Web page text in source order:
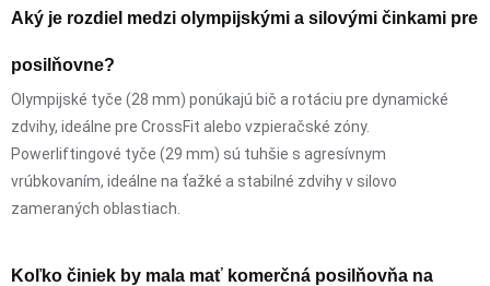
Aký je rozdiel medzi olympijskými a silovými činkami pre
posilňovne?
Olympijské tyče (28 mm) ponúkajú bič a rotáciu pre dynamické
zdvihy, ideálne pre CrossFit alebo vzpieračské zóny.
Powerliftingové tyče (29 mm) sú tuhšie s agresívnym
vrúbkovaním, ideálne na ťažké a stabilné zdvihy v silovo
zameraných oblastiach.
Koľko činiek by mala mať komerčná posilňovňa na